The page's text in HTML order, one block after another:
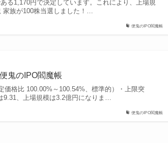
便鬼のIPO閻魔帳
る1,170円で決定しています。これにより、上場規
家族が100株当選しました！…
便鬼のIPO閻魔帳
鬼のIPO閻魔帳
価格比 100.00%～100.54%、標準的）・上限突
、上場規模は3.2億円になりま…